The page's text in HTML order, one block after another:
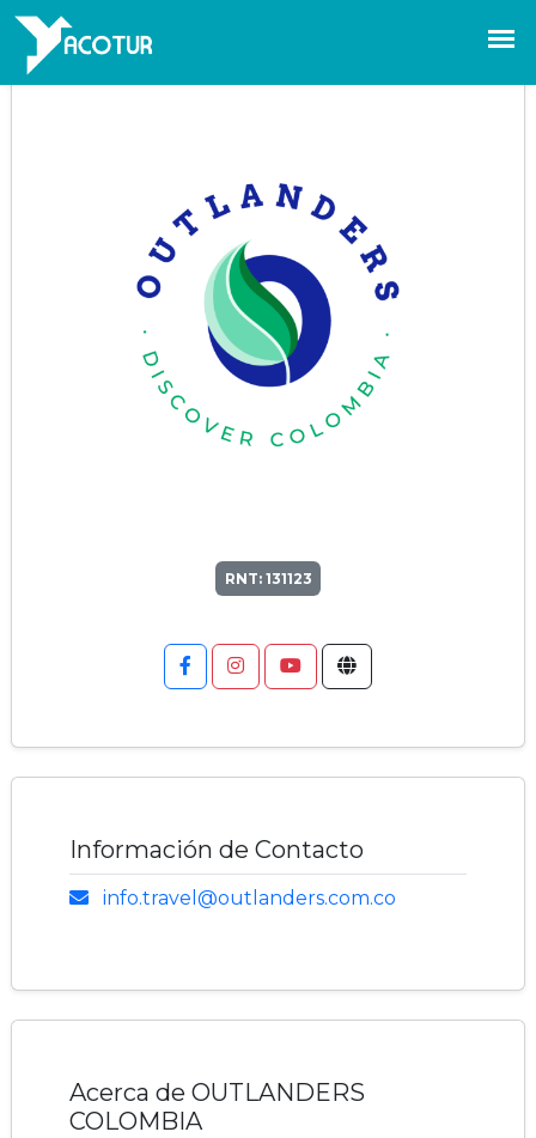
OUTLANDERS
COLOMBIA
RNT: 131123
Información de Contacto
info.travel@outlanders.com.co
Acerca de OUTLANDERS
COLOMBIA